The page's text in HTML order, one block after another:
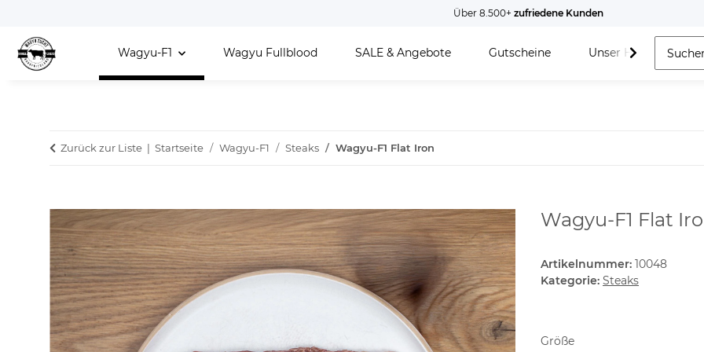
Über 8.500+ zufriedene Kunden
Wagyu-F1 Wagyu Fullblood SALE & Angebote Gutscheine Unser Hof
Zurück zur Liste Startseite Wagyu-F1 Steaks Wagyu-F1 Flat Iron
Wagyu-F1 Flat
Artikelnummer: 10048
Kategorie: Steaks
Größe